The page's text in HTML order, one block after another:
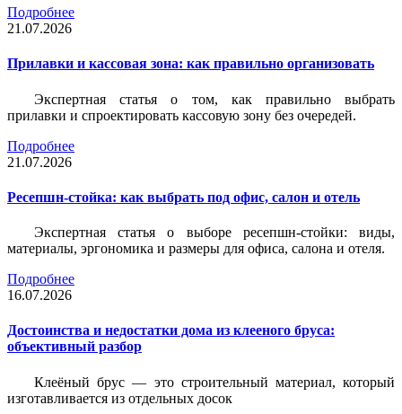
Подробнее
21.07.2026
Прилавки и кассовая зона: как правильно организовать
Экспертная статья о том, как правильно выбрать
прилавки и спроектировать кассовую зону без очередей.
Подробнее
21.07.2026
Ресепшн-стойка: как выбрать под офис, салон и отель
Экспертная статья о выборе ресепшн-стойки: виды,
материалы, эргономика и размеры для офиса, салона и отеля.
Подробнее
16.07.2026
Достоинства и недостатки дома из клееного бруса:
объективный разбор
Клеёный брус — это строительный материал, который
изготавливается из отдельных досок